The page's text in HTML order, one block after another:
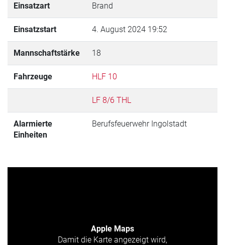
Einsatzart Brand
Einsatzstart 4. August 2024 19:52
Mannschaftstärke 18
Fahrzeuge HLF 10
LF 8/6 THL
Alarmierte
Einheiten
Berufsfeuerwehr Ingolstadt
Apple Maps
Damit die Karte angezeigt wird,